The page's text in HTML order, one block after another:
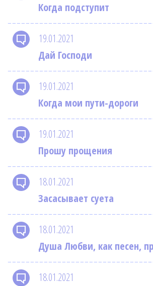
Когда подступит
19.01.2021
Дай Господи
19.01.2021
Когда мои пути-дороги
19.01.2021
Прошу прощения
18.01.2021
Засасывает суета
18.01.2021
Душа Любви, как песен,
18.01.2021